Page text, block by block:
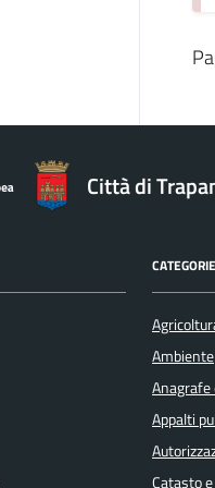
Città di
Ambiente
Appalti
Catasto